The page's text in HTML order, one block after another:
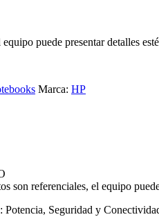
puede presentar detalles
Marca: HP
son referenciales, el equipo
Seguridad y